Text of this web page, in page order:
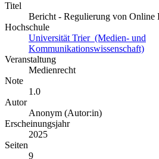
Titel
Bericht - Regulierung von Online
Hochschule
Universität Trier (Medien- und
Kommunikationswissenschaft)
Veranstaltung
Medienrecht
Note
1.0
Autor
Anonym (Autor:in)
Erscheinungsjahr
2025
Seiten
9